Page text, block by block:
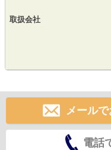
取扱会社
メール
電話